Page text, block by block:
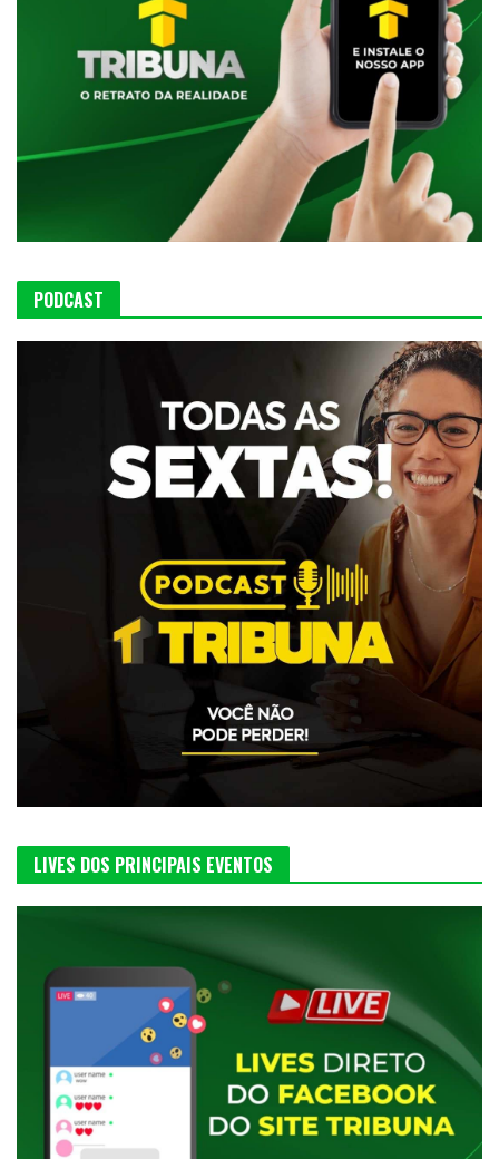
PODCAST
LIVES DOS PRINCIPAIS EVENTOS